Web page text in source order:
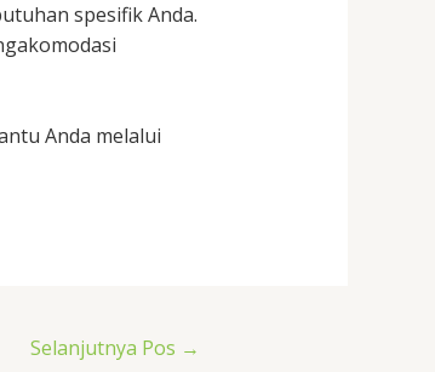
spesifik Anda.
Anda melalui
Selanjutnya Pos →